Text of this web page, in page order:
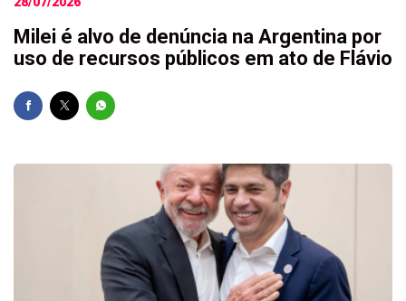
Milei é alvo de denúncia na Argentina por
uso de recursos públicos em ato de Flávio